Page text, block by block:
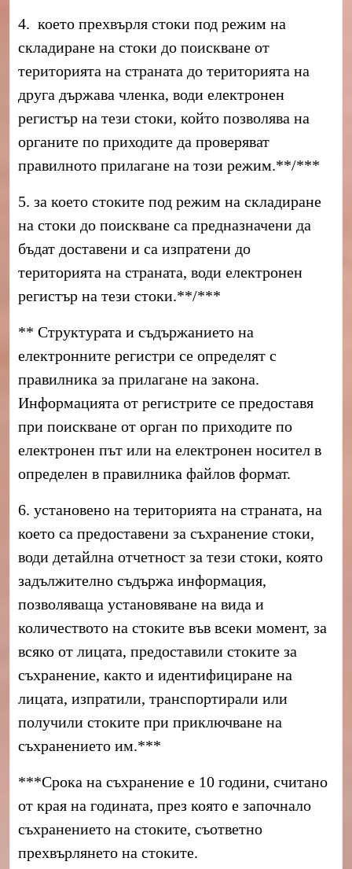
4. което прехвърля стоки под режим на
складиране на стоки до поискване от
територията на страната до територията на
друга държава членка, води електронен
регистър на тези стоки, който позволява на
органите по приходите да проверяват
правилното прилагане на този режим.**/***
5. за което стоките под режим на складиране
на стоки до поискване са предназначени да
бъдат доставени и са изпратени до
територията на страната, води електронен
регистър на тези стоки.**/***
** Структурата и съдържанието на
електронните регистри се определят с
правилника за прилагане на закона.
Информацията от регистрите се предоставя
при поискване от орган по приходите по
електронен път или на електронен носител в
определен в правилника файлов формат.
6. установено на територията на страната, на
което са предоставени за съхранение стоки,
води детайлна отчетност за тези стоки, която
задължително съдържа информация,
позволяваща установяване на вида и
количеството на стоките във всеки момент, за
всяко от лицата, предоставили стоките за
съхранение, както и идентифициране на
лицата, изпратили, транспортирали или
получили стоките при приключване на
съхранението им.***
***Срока на съхранение е 10 години, считано
от края на годината, през която е започнало
съхранението на стоките, съответно
прехвърлянето на стоките.